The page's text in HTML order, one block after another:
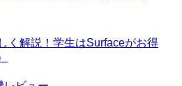
く解説！学生はSurfaceがお得